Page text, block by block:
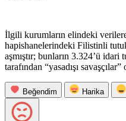
İlgili kurumların elindeki
hapishanelerindeki Filistinli
aşmıştır; bunların 3.324’ü idari
tarafından “yasadışı
Beğendim Harika